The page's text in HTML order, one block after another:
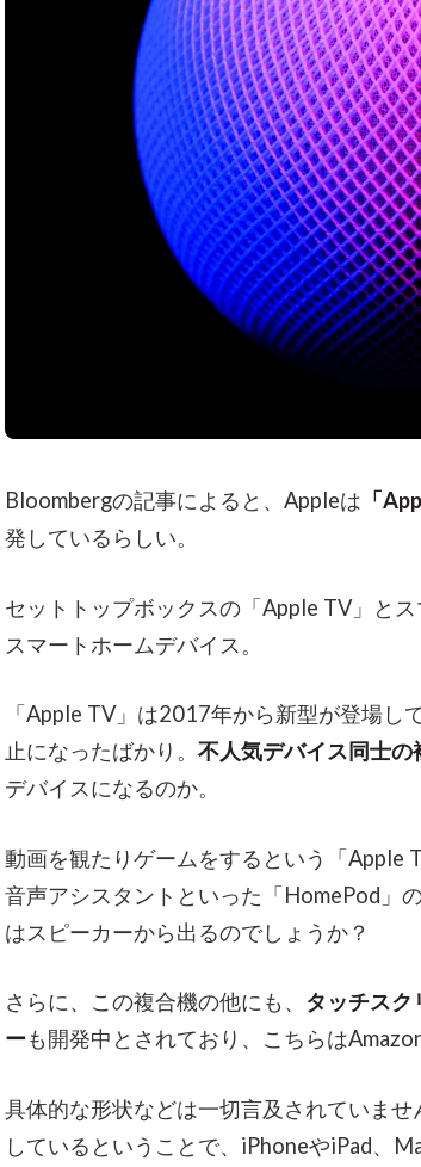
Bloombergの記事によると、Appleは 「
発しているらしい。
セットトップボックスの「Apple TV」と
スマートホームデバイス。
「Apple TV」は2017年から新型が登場し
止になったばかり。不人気デバイス同士の
デバイスになるのか。
動画を観たりゲームをするという「Apple
音声アシスタントといった「HomePod」
はスピーカーから出るのでしょうか？
さらに、この複合機の他にも、 タッチスク
ーも開発中とされており、こちらは
具体的な形状などは一切言及されていま
しているということで、iPhoneやiPad、